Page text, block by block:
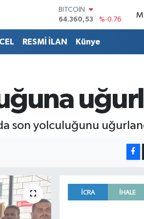
DOLAR
47,7143
%0.16
EURO
55,0317
%-0.02
13.887
%64
BITCOIN
RESMİ İLAN Künye
son yolculuğunu